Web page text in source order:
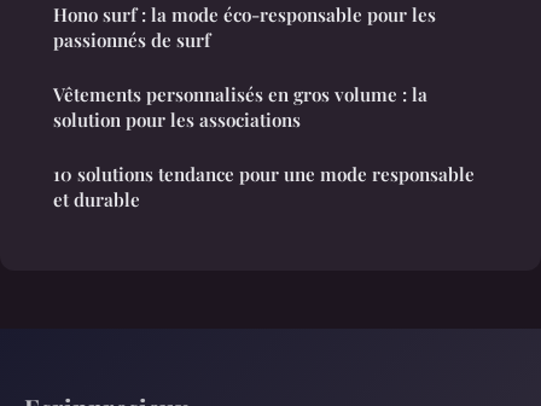
Hono surf : la mode éco-responsable pour les
passionnés de surf
Vêtements personnalisés en gros volume : la
solution pour les associations
10 solutions tendance pour une mode responsable
et durable